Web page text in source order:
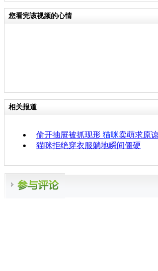
您看完该视频的心情
相关报道
偷开抽屉被抓现形 猫咪卖萌求原
猫咪拒绝穿衣服躺地瞬间僵硬